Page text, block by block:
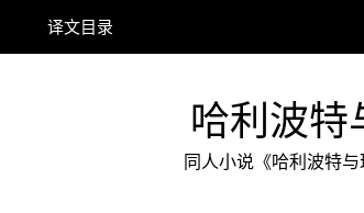
译文目录
哈利波特
同人小说《哈利波特